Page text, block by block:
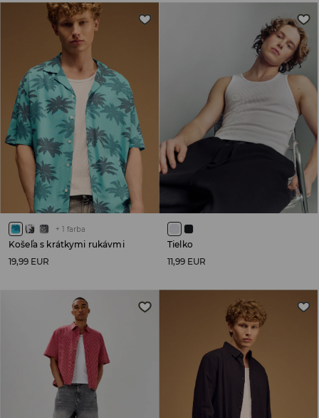
+ 1 farba
Košeľa s krátkymi rukávmi
19,99 EUR
Tielko
11,99 EUR